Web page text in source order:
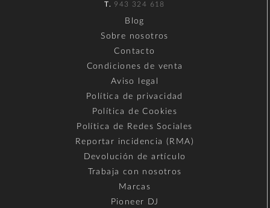
T. 943 324 618
Blog
Sobre nosotros
Contacto
Condiciones de venta
Aviso legal
Política de privacidad
Política de Cookies
Política de Redes Sociales
Reportar incidencia (RMA)
Devolución de artículo
Trabaja con nosotros
Marcas
Pioneer DJ